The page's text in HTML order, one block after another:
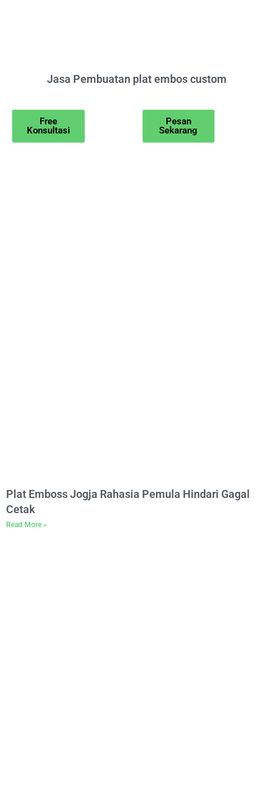
Jasa Pembuatan plat embos custom
Free
Konsultasi
Pesan
Sekarang
Plat Emboss Jogja Rahasia Pemula Hindari Gagal
Cetak
Read More »